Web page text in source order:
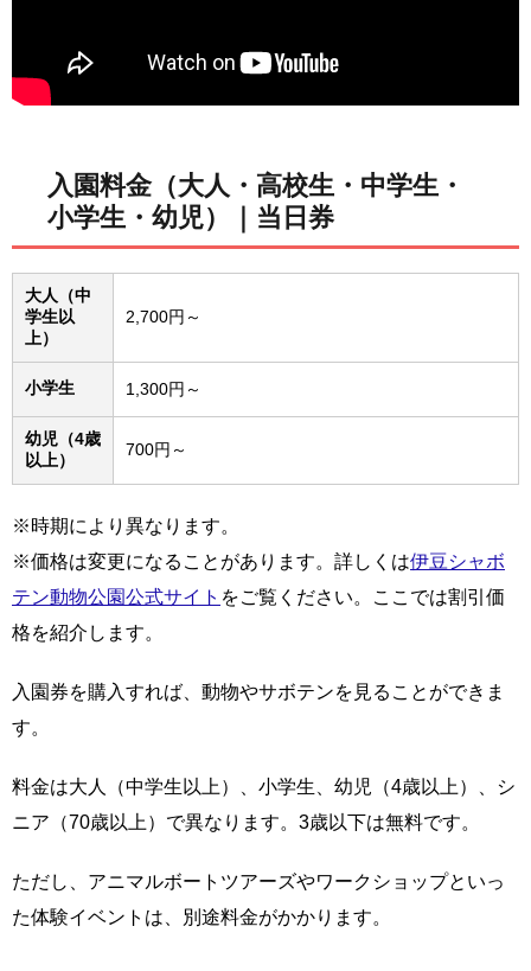
入園料金（大人・高校生・中学生・
小学生・幼児）｜当日券
大人（中
学生以
上）
2,700円～
小学生 1,300円～
幼児（4歳
以上）
700円～
※時期により異なります。
※価格は変更になることがあります。詳しくは伊豆シャボ
テン動物公園公式サイト をご覧ください。ここでは割引価
格を紹介します。
入園券を購入すれば、動物やサボテンを見ることができま
す。
料金は大人（中学生以上）、小学生、幼児（4歳以上）、シ
ニア（70歳以上）で異なります。3歳以下は無料です。
ただし、アニマルボートツアーズやワークショップといっ
た体験イベントは、別途料金がかかります。